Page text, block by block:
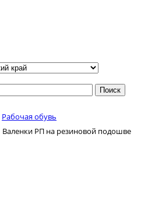
Рабочая обувь
Валенки РП на резиновой подошве